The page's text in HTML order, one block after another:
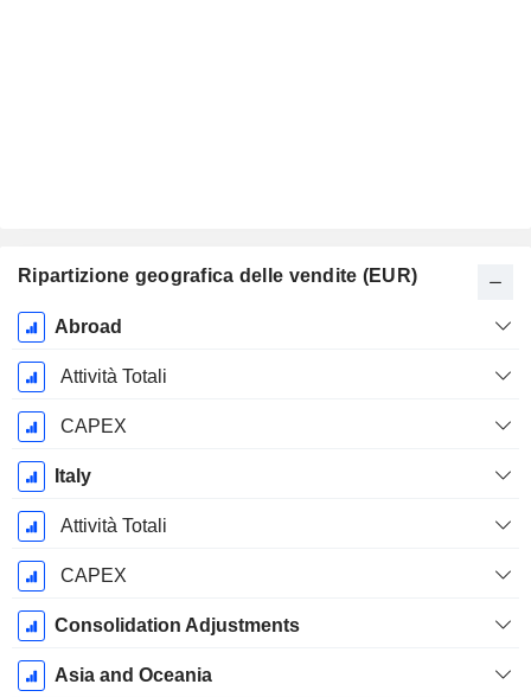
Ripartizione geografica delle vendite (EUR)
Periodo
Fiscale:
Dicembre
Abroad
Attività Totali
CAPEX
Italy
Attività Totali
CAPEX
Consolidation Adjustments
Asia and Oceania